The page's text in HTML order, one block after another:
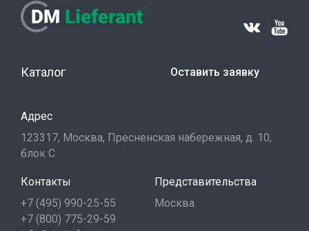
Каталог Оставить заявку
Адрес
123317, Москва, Пресненская набережная, д. 10,
блок С
Контакты
+7 (495) 990-25-55
+7 (800) 775-29-59
Представительства
Москва